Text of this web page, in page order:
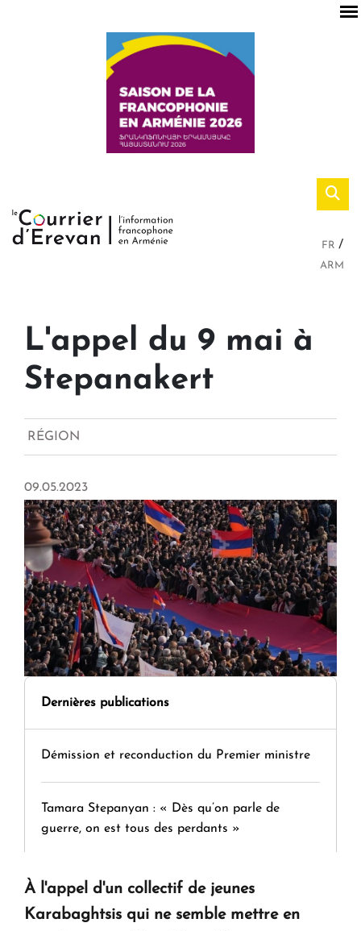
FR
ARM
L'appel du 9 mai à
Stepanakert
RÉGION
09.05.2023
Dernières publications
Démission et reconduction du Premier ministre
Tamara Stepanyan : « Dès qu’on parle de
guerre, on est tous des perdants »
" Tant qu'il n'existe pas d'alternative concrète, la
À l'appel d'un collectif de jeunes
Karabaghtsis qui ne semble mettre en